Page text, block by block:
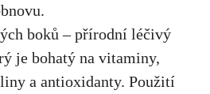
boků – přírodní léčivý
je bohatý na vitaminy,
a antioxidanty. Použití